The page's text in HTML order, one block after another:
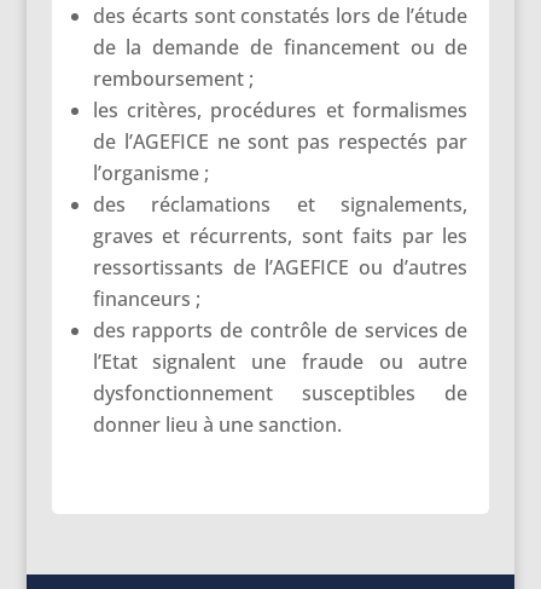
des écarts sont constatés lors de l’étude
de la demande de financement ou de
remboursement ;
les critères, procédures et formalismes
de l’AGEFICE ne sont pas respectés par
l’organisme ;
des réclamations et signalements,
graves et récurrents, sont faits par les
ressortissants de l’AGEFICE ou d’autres
financeurs ;
des rapports de contrôle de services de
l’Etat signalent une fraude ou autre
dysfonctionnement susceptibles de
donner lieu à une sanction.